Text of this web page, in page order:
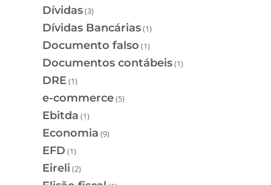
Dívidas(3)
Dívidas Bancárias(1)
Documento falso (1)
Documentos contábeis(1)
DRE(1)
e-commerce(5)
Ebitda (1)
Economia (9)
EFD (1)
Eireli (2)